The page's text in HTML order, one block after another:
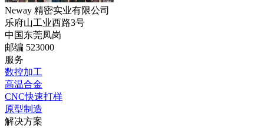
Neway 精密实业有限公司
乐府山工业西路3号
中国东莞凤岗
邮编 523000
服务
数控加工
高温合金
CNC快速打样
原型制造
解决方案